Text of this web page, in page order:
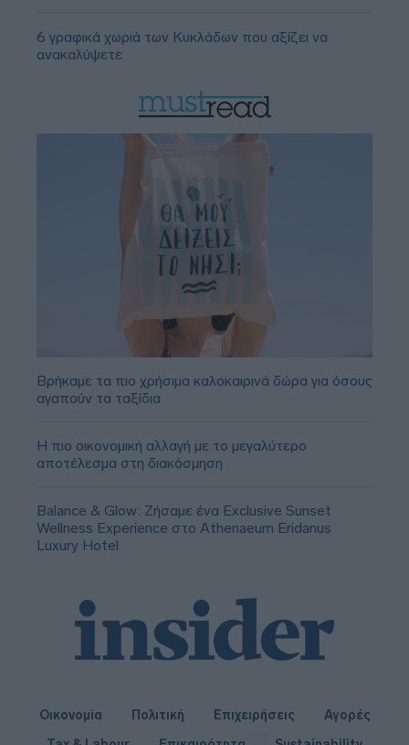
6 γραφικά χωριά των Κυκλάδων που αξίζει να
ανακαλύψετε
Βρήκαμε τα πιο χρήσιμα καλοκαιρινά δώρα για όσους
αγαπούν τα ταξίδια
Η πιο οικονομική αλλαγή με το μεγαλύτερο
αποτέλεσμα στη διακόσμηση
Balance & Glow: Ζήσαμε ένα Exclusive Sunset
Wellness Experience στο Athenaeum Eridanus
Luxury Hotel
Οικονομία Πολιτική Επιχειρήσεις
Αγορές